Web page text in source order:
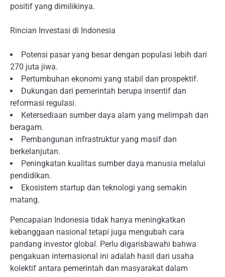
positif yang dimilikinya.
Rincian Investasi di Indonesia
Potensi pasar yang besar dengan populasi lebih dari
270 juta jiwa.
Pertumbuhan ekonomi yang stabil dan prospektif.
Dukungan dari pemerintah berupa insentif dan
reformasi regulasi.
Ketersediaan sumber daya alam yang melimpah dan
beragam.
Pembangunan infrastruktur yang masif dan
berkelanjutan.
Peningkatan kualitas sumber daya manusia melalui
pendidikan.
Ekosistem startup dan teknologi yang semakin
matang.
Pencapaian Indonesia tidak hanya meningkatkan
kebanggaan nasional tetapi juga mengubah cara
pandang investor global. Perlu digarisbawahi bahwa
pengakuan internasional ini adalah hasil dari usaha
kolektif antara pemerintah dan masyarakat dalam